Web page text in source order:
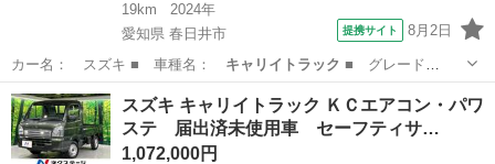
19km
2024年
愛知県 春日井市
提携サイト 8月2日
カー名： スズキ ■ 車種名： キャリイトラック ■ グレード
名： Ｘ ４ＷＤ …
愛知 春日井市 キャリイ
スズキ キャリイトラック ＫＣエアコン・パワ
ステ 届出済未使用車 セーフティサ…
1,072,000円